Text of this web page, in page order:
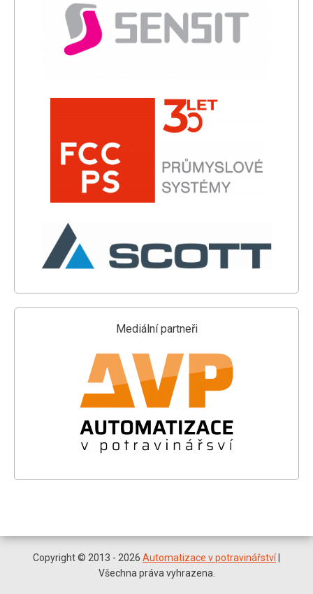
Mediální partneři
Copyright © 2013 - 2026 Automatizace v potravinářství|
Všechna práva vyhrazena.